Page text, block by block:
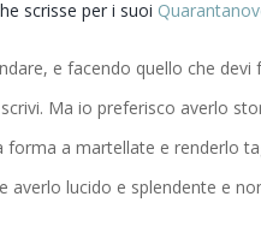
scrisse per i suoi
e facendo quello che
Ma io preferisco averlo
forma a martellate e renderlo
averlo lucido e splendente e